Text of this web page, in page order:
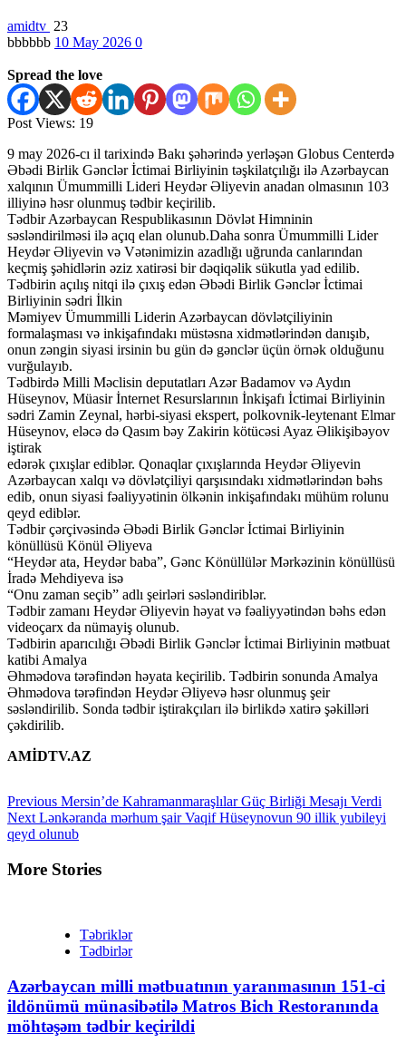
amidtv 23
bbbbbb 10 May 2026 0
Spread the love
Post Views: 19
9 may 2026-cı il tarixində Bakı şəhərində yerləşən Globus Centerdə
Əbədi Birlik Gənclər İctimai Birliyinin təşkilatçılığı ilə Azərbaycan
xalqının Ümummilli Lideri Heydər Əliyevin anadan olmasının 103
illiyinə həsr olunmuş tədbir keçirilib.
Tədbir Azərbaycan Respublikasının Dövlət Himninin
səsləndirilməsi ilə açıq elan olunub.Daha sonra Ümummilli Lider
Heydər Əliyevin və Vətənimizin azadlığı uğrunda canlarından
keçmiş şəhidlərin əziz xatirəsi bir dəqiqəlik sükutla yad edilib.
Tədbirin açılış nitqi ilə çıxış edən Əbədi Birlik Gənclər İctimai
Birliyinin sədri İlkin
Məmiyev Ümummilli Liderin Azərbaycan dövlətçiliyinin
formalaşması və inkişafındakı müstəsna xidmətlərindən danışıb,
onun zəngin siyasi irsinin bu gün də gənclər üçün örnək olduğunu
vurğulayıb.
Tədbirdə Milli Məclisin deputatları Azər Badamov və Aydın
Hüseynov, Müasir İnternet Resurslarının İnkişafı İctimai Birliyinin
sədri Zamin Zeynal, hərbi-siyasi ekspert, polkovnik-leytenant Elmar
Hüseynov, eləcə də Qasım bəy Zakirin kötücəsi Ayaz Əlikişibəyov
iştirak
edərək çıxışlar ediblər. Qonaqlar çıxışlarında Heydər Əliyevin
Azərbaycan xalqı və dövlətçiliyi qarşısındakı xidmətlərindən bəhs
edib, onun siyasi fəaliyyətinin ölkənin inkişafındakı mühüm rolunu
qeyd ediblər.
Tədbir çərçivəsində Əbədi Birlik Gənclər İctimai Birliyinin
könüllüsü Könül Əliyeva
“Heydər ata, Heydər baba”, Gənc Könüllülər Mərkəzinin könüllüsü
İradə Mehdiyeva isə
“Onu zaman seçib” adlı şeirləri səsləndiriblər.
Tədbir zamanı Heydər Əliyevin həyat və fəaliyyətindən bəhs edən
videoçarx da nümayiş olunub.
Tədbirin aparıcılığı Əbədi Birlik Gənclər İctimai Birliyinin mətbuat
katibi Amalya
Əhmədova tərəfindən həyata keçirilib. Tədbirin sonunda Amalya
Əhmədova tərəfindən Heydər Əliyevə həsr olunmuş şeir
səsləndirilib. Sonda tədbir iştirakçıları ilə birlikdə xatirə şəkilləri
çəkdirilib.
AMİDTV.AZ
Continue
Reading
Previous Mersin’de Kahramanmaraşlılar Güç Birliği Mesajı Verdi
Next Lənkəranda mərhum şair Vaqif Hüseynovun 90 illik yubileyi
qeyd olunub
More Stories
Təbriklər
Tədbirlər
Azərbaycan milli mətbuatının yaranmasının 151-ci
ildönümü münasibətilə Matros Bich Restoranında
möhtəşəm tədbir keçirildi